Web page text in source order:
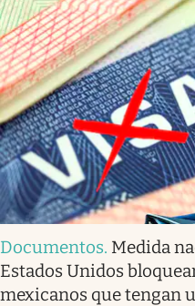
Documentos. Medida
Estados Unidos
mexicanos que tengan